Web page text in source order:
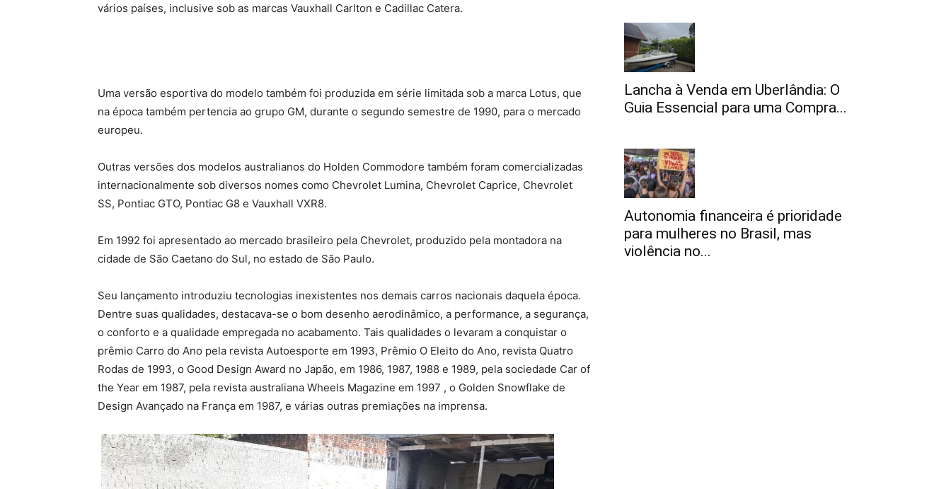
vários países, inclusive sob as marcas Vauxhall Carlton e Cadillac Catera.
Uma versão esportiva do modelo também foi produzida em série limitada sob a marca Lotus, que
na época também pertencia ao grupo GM, durante o segundo semestre de 1990, para o mercado
europeu.
Outras versões dos modelos australianos do Holden Commodore também foram comercializadas
internacionalmente sob diversos nomes como Chevrolet Lumina, Chevrolet Caprice, Chevrolet
SS, Pontiac GTO, Pontiac G8 e Vauxhall VXR8.
Em 1992 foi apresentado ao mercado brasileiro pela Chevrolet, produzido pela montadora na
cidade de São Caetano do Sul, no estado de São Paulo.
Seu lançamento introduziu tecnologias inexistentes nos demais carros nacionais daquela época.
Dentre suas qualidades, destacava-se o bom desenho aerodinâmico, a performance, a segurança,
o conforto e a qualidade empregada no acabamento. Tais qualidades o levaram a conquistar o
prêmio Carro do Ano pela revista Autoesporte em 1993, Prêmio O Eleito do Ano, revista Quatro
Rodas de 1993, o Good Design Award no Japão, em 1986, 1987, 1988 e 1989, pela sociedade Car of
the Year em 1987, pela revista australiana Wheels Magazine em 1997 , o Golden Snowflake de
Design Avançado na França em 1987, e várias outras premiações na imprensa.
Lancha à Venda em Uberlândia: O
Guia Essencial para uma Compra...
Autonomia financeira é prioridade
para mulheres no Brasil, mas
violência no...